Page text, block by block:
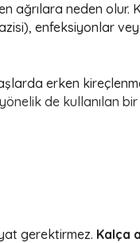
ağrılara neden olur.
enfeksiyonlar
erken
de kullanılan
gerektirmez. Kalça